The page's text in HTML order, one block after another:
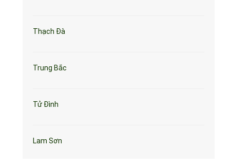
Thạch Đà
Trung Bắc
Tử Đình
Lam Sơn